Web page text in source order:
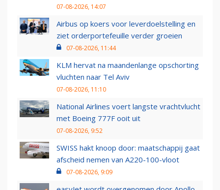
07-08-2026, 14:07
Airbus op koers voor leverdoelstelling en
ziet orderportefeuille verder groeien
07-08-2026, 11:44
KLM hervat na maandenlange opschorting
vluchten naar Tel Aviv
07-08-2026, 11:10
National Airlines voert langste vrachtvlucht
met Boeing 777F ooit uit
07-08-2026, 9:52
SWISS hakt knoop door: maatschappij gaat
afscheid nemen van A220-100-vloot
07-08-2026, 9:09